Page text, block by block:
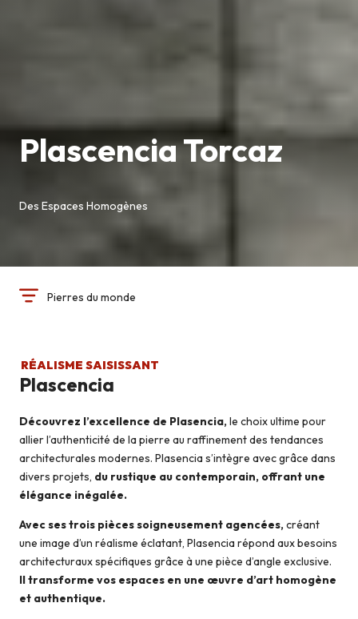
Plascencia Torcaz
Des Espaces Homogènes
Pierres du monde
RÉALISME SAISISSANT
Plascencia
Découvrez l’excellence de Plasencia, le choix ultime pour
allier l’authenticité de la pierre au raffinement des tendances
architecturales modernes. Plasencia s’intègre avec grâce dans
divers projets, du rustique au contemporain, offrant une
élégance inégalée.
Avec ses trois pièces soigneusement agencées, créant
une image d’un réalisme éclatant, Plasencia répond aux besoins
architecturaux spécifiques grâce à une pièce d’angle exclusive.
Il transforme vos espaces en une œuvre d’art homogène
et authentique.